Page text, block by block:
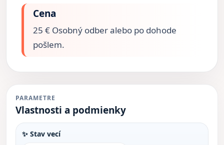
Cena
25 € Osobný odber alebo po dohode
pošlem.
PARAMETRE
Vlastnosti a podmienky
✨ Stav vecí